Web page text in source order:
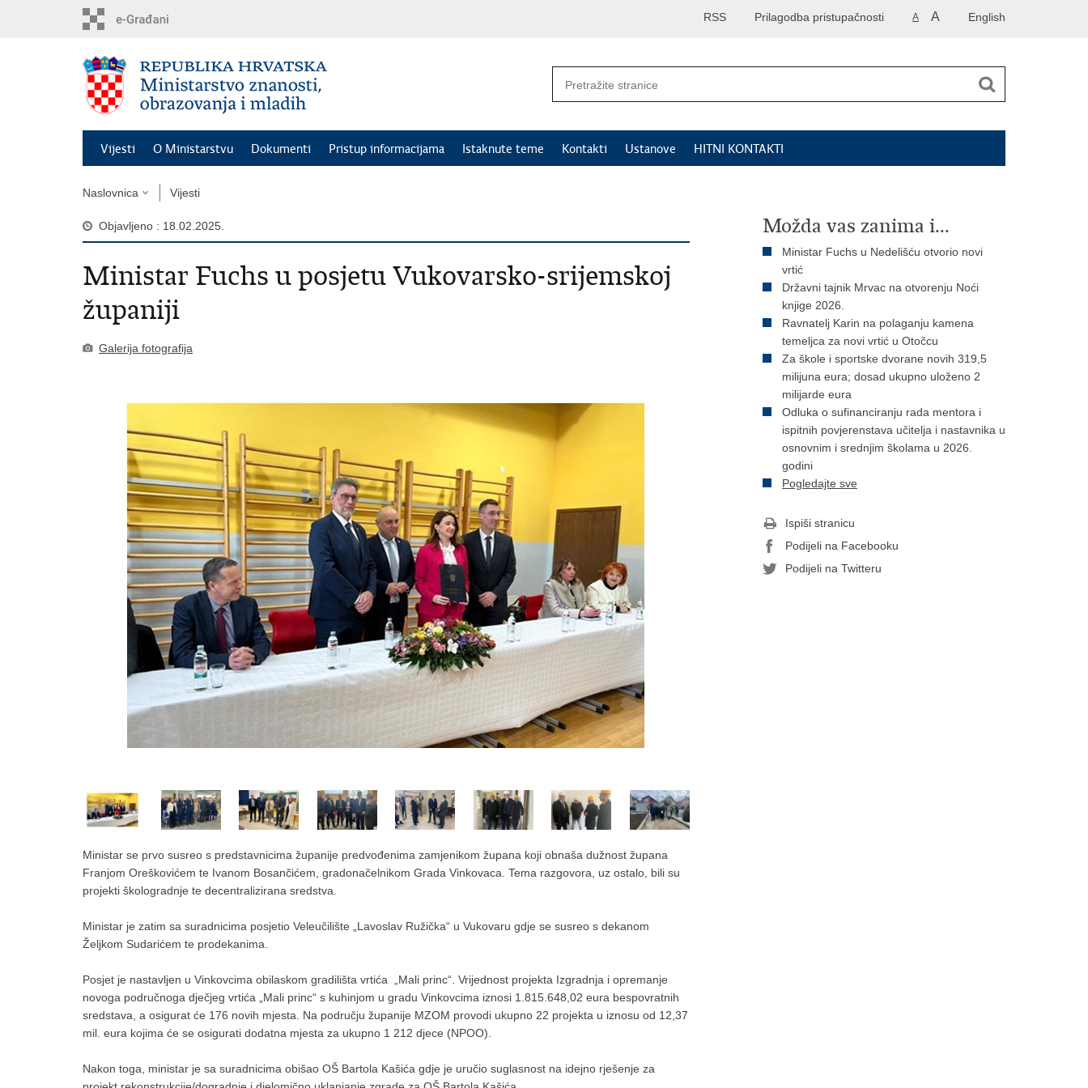
English
A A
Prilagodba pristupačnosti
RSS
Vijesti O Ministarstvu Dokumenti Pristup informacijama Istaknute teme Kontakti Ustanove HITNI KONTAKTI
Naslovnica Vijesti
Objavljeno : 18.02.2025.
Ministar Fuchs u posjetu Vukovarsko-srijemskoj
županiji
Galerija fotografija
Ministar se prvo susreo s predstavnicima županije predvođenima zamjenikom župana koji obnaša dužnost župana
Franjom Oreškovićem te Ivanom Bosančićem, gradonačelnikom Grada Vinkovaca. Tema razgovora, uz ostalo, bili su
projekti škologradnje te decentralizirana sredstva.
Ministar je zatim sa suradnicima posjetio Veleučilište „Lavoslav Ružička“ u Vukovaru gdje se susreo s dekanom
Željkom Sudarićem te prodekanima.
Posjet je nastavljen u Vinkovcima obilaskom gradilišta vrtića „Mali princ“. Vrijednost projekta Izgradnja i opremanje
novoga područnoga dječjeg vrtića „Mali princ“ s kuhinjom u gradu Vinkovcima iznosi 1.815.648,02 eura bespovratnih
sredstava, a osigurat će 176 novih mjesta. Na području županije MZOM provodi ukupno 22 projekta u iznosu od 12,37
mil. eura kojima će se osigurati dodatna mjesta za ukupno 1 212 djece (NPOO).
Nakon toga, ministar je sa suradnicima obišao OŠ Bartola Kašića gdje je uručio suglasnost na idejno rješenje za
Možda vas zanima i...
Ministar Fuchs u Nedelišću otvorio novi
vrtić
Državni tajnik Mrvac na otvorenju Noći
knjige 2026.
Ravnatelj Karin na polaganju kamena
temeljca za novi vrtić u Otočcu
Za škole i sportske dvorane novih 319,5
milijuna eura; dosad ukupno uloženo 2
milijarde eura
Odluka o sufinanciranju rada mentora i
ispitnih povjerenstava učitelja i nastavnika u
osnovnim i srednjim školama u 2026.
godini
Pogledajte sve
Ispiši stranicu
Podijeli na Facebooku
Podijeli na Twitteru